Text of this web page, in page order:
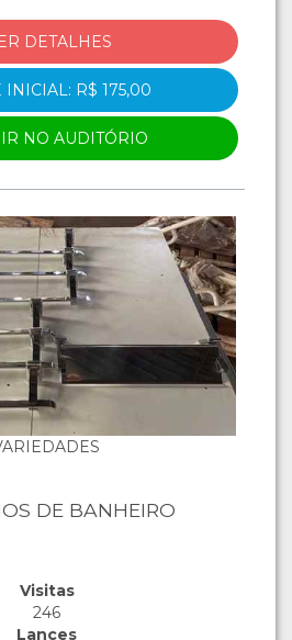
DETALHES
INICIAL: R$ 175,00
NO AUDITÓRIO
DE BANHEIRO
Visitas
246
Lances